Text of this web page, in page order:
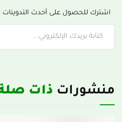
اشترك للحصول على أحدث التدوينات
منشورات ذات